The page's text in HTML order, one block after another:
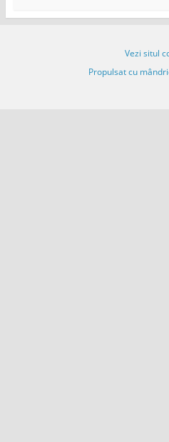
Vezi situl
Propulsat cu